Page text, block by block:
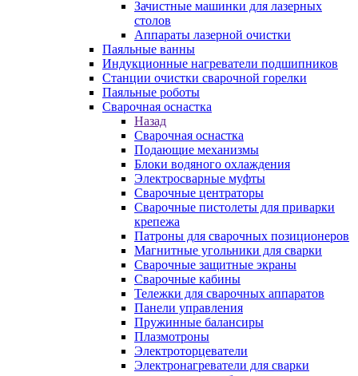
Зачистные машинки для лазерных
столов
Аппараты лазерной очистки
Паяльные ванны
Индукционные нагреватели подшипников
Станции очистки сварочной горелки
Паяльные роботы
Сварочная оснастка
Назад
Сварочная оснастка
Подающие механизмы
Блоки водяного охлаждения
Электросварные муфты
Сварочные центраторы
Сварочные пистолеты для приварки
крепежа
Патроны для сварочных позиционеров
Магнитные угольники для сварки
Сварочные защитные экраны
Сварочные кабины
Тележки для сварочных аппаратов
Панели управления
Пружинные балансиры
Плазмотроны
Электроторцеватели
Электронагреватели для сварки